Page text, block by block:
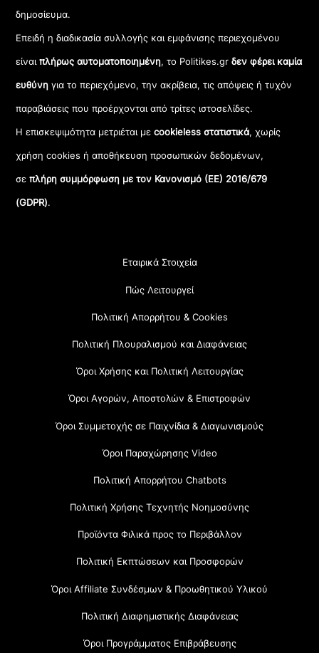
δημοσίευμα.
Επειδή η διαδικασία συλλογής και εμφάνισης περιεχομένου
είναιπλήρως αυτοματοποιημένη, το Politikes.grδεν φέρει καμία
ευθύνη για το περιεχόμενο, την ακρίβεια, τις απόψεις ή τυχόν
παραβιάσεις που προέρχονται από τρίτες ιστοσελίδες.
Η επισκεψιμότητα μετριέται μεcookieless στατιστικά, χωρίς
χρήση cookies ή αποθήκευση προσωπικών δεδομένων,
σεπλήρη συμμόρφωση με τον Κανονισμό (ΕΕ) 2016/679
(GDPR).
Εταιρικά Στοιχεία
Πώς Λειτουργεί
Πολιτική Απορρήτου & Cookies
Πολιτική Πλουραλισμού και Διαφάνειας
Όροι Χρήσης και Πολιτική Λειτουργίας
Όροι Αγορών, Αποστολών & Επιστροφών
Όροι Συμμετοχής σε Παιχνίδια & Διαγωνισμούς
Όροι Παραχώρησης Video
Πολιτική Απορρήτου Chatbots
Πολιτική Χρήσης Τεχνητής Νοημοσύνης
Προϊόντα Φιλικά προς το Περιβάλλον
Πολιτική Εκπτώσεων και Προσφορών
Όροι Affiliate Συνδέσμων & Προωθητικού Υλικού
Πολιτική Διαφημιστικής Διαφάνειας
Όροι Προγράμματος Επιβράβευσης